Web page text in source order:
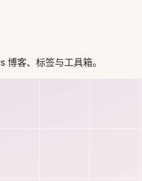
客、标签与工具箱。